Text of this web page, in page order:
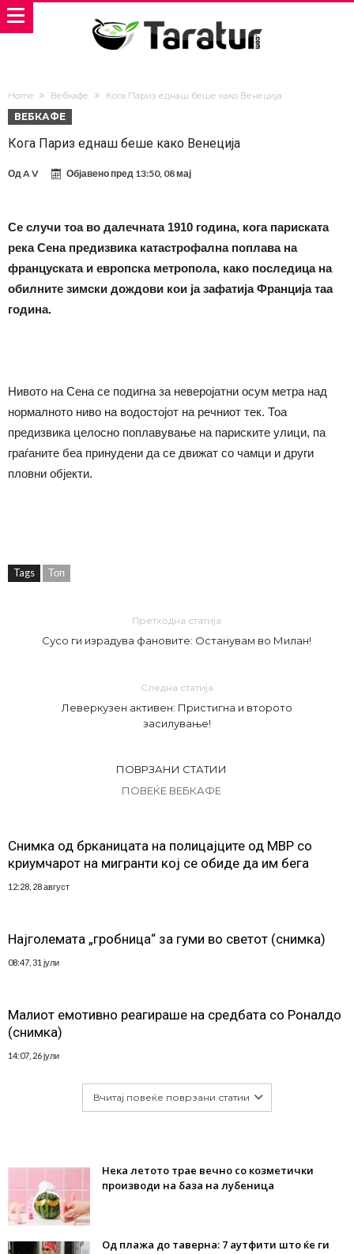
Home Вебкафе Кога Париз еднаш беше како Венеција
ВЕБКАФЕ
Кога Париз еднаш беше како Венеција
ОдA V Објавено пред 13:50, 08 мај
Се случи тоа во далечната 1910 година, кога париската
река Сена предизвика катастрофална поплава на
француската и европска метропола, како последица на
обилните зимски дождови кои ја зафатија Франција таа
година.
Нивото на Сена се подигна за неверојатни осум метра над
нормалното ниво на водостојот на речниот тек. Тоа
предизвика целосно поплавување на париските улици, па
граѓаните беа принудени да се движат со чамци и други
пловни објекти.
Tags Топ
Претходна статија
Сусо ги израдува фановите: Останувам во Милан!
Следна статија
Леверкузен активен: Пристигна и второто
засилување!
ПОВРЗАНИ СТАТИИ
ПОВЕЌЕ ВЕБКАФЕ
Снимка од брканицата на полицајците од МВР со
криумчарот на мигранти кој се обиде да им бега
12:28, 28 август
Најголемата „гробница“ за гуми во светот (снимка)
08:47, 31 јули
Малиот емотивно реагираше на средбата со Роналдо
(снимка)
14:07, 26 јули
Вчитај повеќе поврзани статии
Нека летото трае вечно со козметички
производи на база на лубеница
Од плажа до таверна: 7 аутфити што ќе ги